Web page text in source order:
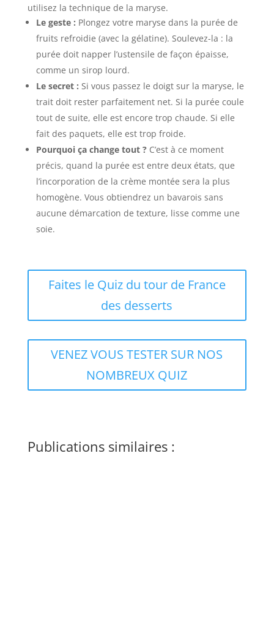
utilisez la technique de la maryse.
Le geste : Plongez votre maryse dans la purée de
fruits refroidie (avec la gélatine). Soulevez-la : la
purée doit napper l’ustensile de façon épaisse,
comme un sirop lourd.
Le secret : Si vous passez le doigt sur la maryse, le
trait doit rester parfaitement net. Si la purée coule
tout de suite, elle est encore trop chaude. Si elle
fait des paquets, elle est trop froide.
Pourquoi ça change tout ?C’est à ce moment
précis, quand la purée est entre deux états, que
l’incorporation de la crème montée sera la plus
homogène. Vous obtiendrez un bavarois sans
aucune démarcation de texture, lisse comme une
soie.
Faites le Quiz du tour de France
des desserts
VENEZ VOUS TESTER SUR NOS
NOMBREUX QUIZ
Publications similaires :